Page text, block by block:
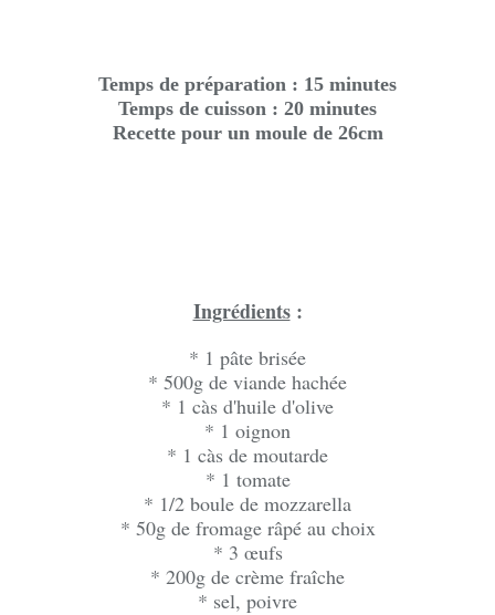
Temps de préparation : 15 minutes
Temps de cuisson : 20 minutes
Recette pour un moule de 26cm
Ingrédients:
* 1 pâte brisée
* 500g de viande hachée
* 1 càs d'huile d'olive
* 1 oignon
* 1 càs de moutarde
* 1 tomate
* 1/2 boule de mozzarella
* 50g de fromage râpé au choix
* 3 œufs
* 200g de crème fraîche
* sel, poivre